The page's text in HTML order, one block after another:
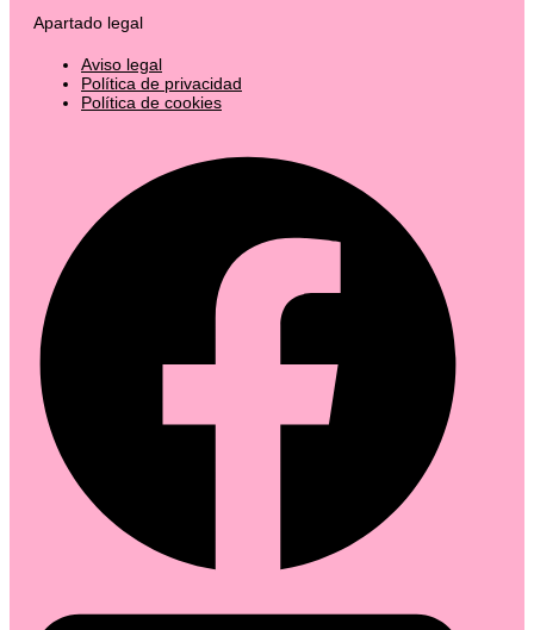
Apartado legal
Aviso legal
Política de privacidad
Política de cookies